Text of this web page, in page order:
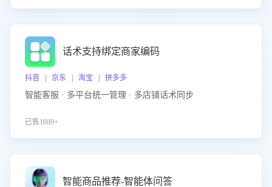
话术支持绑定商家编码
抖音 | 京东 | 淘宝 | 拼多多
智能客服 · 多平台统一管理 · 多店铺话术同步
已售1689+
智能商品推荐-智能体问答